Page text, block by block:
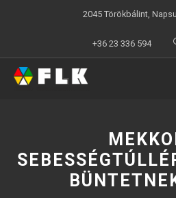
2045 Törökbálint,
+36 23 336 594